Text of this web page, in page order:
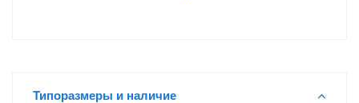
Типоразмеры и наличие